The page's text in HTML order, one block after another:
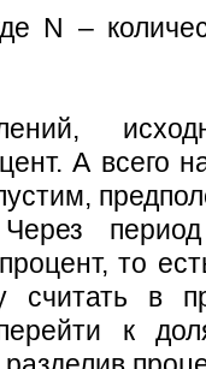
N –
А всего
то
считать в
к